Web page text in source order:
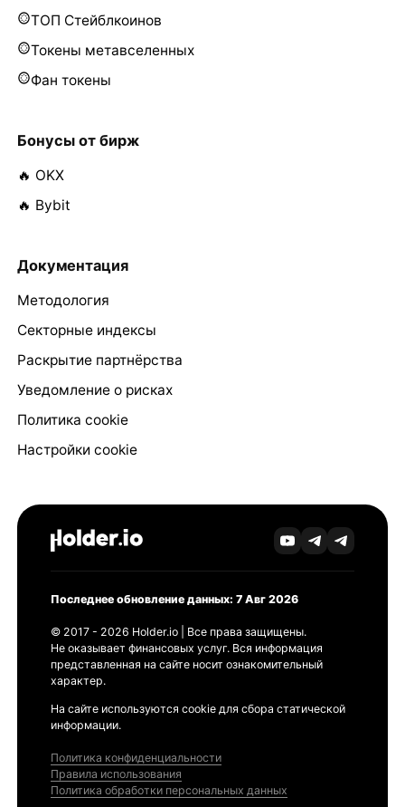
ТОП Стейблкоинов
Токены метавселенных
Фан токены
Бонусы от бирж
🔥 OKX
🔥 Bybit
Документация
Методология
Секторные индексы
Раскрытие партнёрства
Уведомление о рисках
Политика cookie
Настройки cookie
Последнее обновление данных: 7 Авг 2026
© 2017 - 2026 Holder.io | Все права защищены.
Не оказывает финансовых услуг. Вся информация
представленная на сайте носит ознакомительный
характер.
На сайте используются cookie для сбора статической
информации.
Политика конфиденциальности
Правила использования
Политика обработки персональных данных